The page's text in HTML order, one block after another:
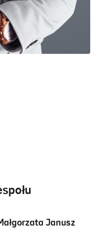
Janusz